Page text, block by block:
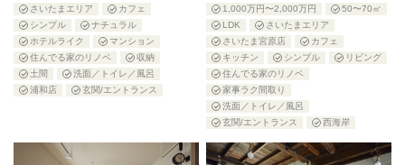
さいたまエリア
カフェ
シンプル
ナチュラル
ホテルライク
マンション
住んでる家のリノベ
収納
土間
洗面／トイレ／風呂
浦和店
玄関/エントランス
1,000万円〜2,000万円
50〜70㎡
LDK
さいたまエリア
さいたま宮原店
カフェ
キッチン
シンプル
リビング
住んでる家のリノベ
家事ラク間取り
洗面／トイレ／風呂
玄関/エントランス
西海岸